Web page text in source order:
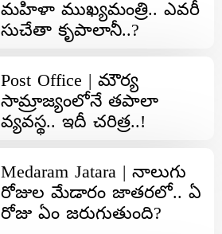
మ‌హిళా ముఖ్య‌మంత్రి.. ఎవ‌రీ
సుచేతా కృపాలానీ..?
Post Office | మౌర్య
సామ్రాజ్యంలోనే త‌పాలా
వ్య‌వ‌స్థ.. ఇదీ చ‌రిత్ర‌..!
Medaram Jatara | నాలుగు
రోజుల మేడారం జాతరలో.. ఏ
రోజు ఏం జరుగుతుంది?